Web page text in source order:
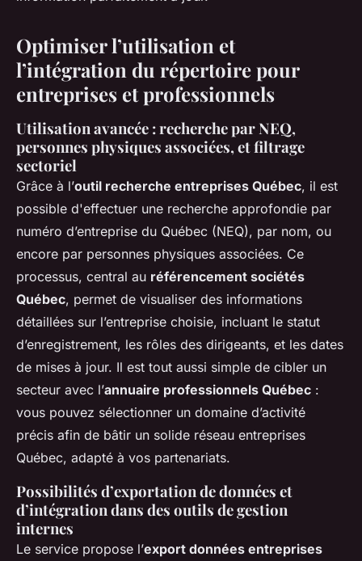
Optimiser l’utilisation et
l’intégration du répertoire pour
entreprises et professionnels
Utilisation avancée : recherche par NEQ,
personnes physiques associées, et filtrage
sectoriel
Grâce à l’outil recherche entreprises Québec, il est
possible d'effectuer une recherche approfondie par
numéro d’entreprise du Québec (NEQ), par nom, ou
encore par personnes physiques associées. Ce
processus, central au référencement sociétés
Québec, permet de visualiser des informations
détaillées sur l’entreprise choisie, incluant le statut
d’enregistrement, les rôles des dirigeants, et les dates
de mises à jour. Il est tout aussi simple de cibler un
secteur avec l’annuaire professionnels Québec :
vous pouvez sélectionner un domaine d’activité
précis afin de bâtir un solide réseau entreprises
Québec, adapté à vos partenariats.
Possibilités d’exportation de données et
d’intégration dans des outils de gestion
internes
Le service propose l’export données entreprises